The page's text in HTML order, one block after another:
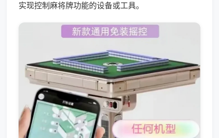
实现控制麻将牌功能的设备或工具。